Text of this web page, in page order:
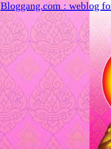
Bloggang.com : weblog